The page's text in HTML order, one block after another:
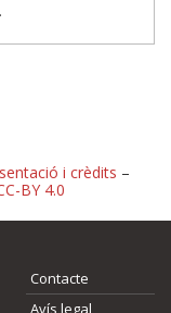
o
i crèdits –
BY 4.0
Contacte
Avís legal